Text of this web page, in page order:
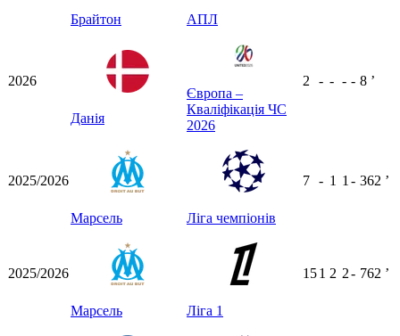
Брайтон АПЛ
2026
Данія
Європа –
Кваліфікація ЧС
2026
2 - - - - 8 ʼ
2025/2026
Марсель Ліга чемпіонів
7 - 1 1 - 362 ʼ
2025/2026
Марсель Ліга 1
151 2 2- 762 ʼ